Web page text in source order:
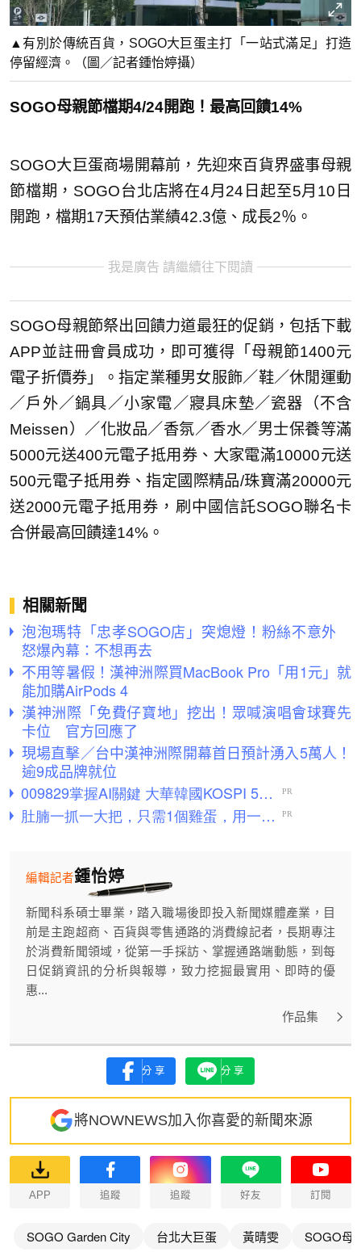
▲有別於傳統百貨，SOGO大巨蛋主打「一站式滿足」打造
停留經濟。（圖／記者鍾怡婷攝）
SOGO母親節檔期4/24開跑！最高回饋14%
SOGO大巨蛋商場開幕前，先迎來百貨界盛事母親
節檔期，SOGO台北店將在4月24日起至5月10日
開跑，檔期17天預估業績42.3億、成長2％。
我是廣告 請繼續往下閱讀
SOGO母親節祭出回饋力道最狂的促銷，包括下載
APP並註冊會員成功，即可獲得「母親節1400元
電子折價券」。指定業種男女服飾／鞋／休閒運動
／戶外／鍋具／小家電／寢具床墊／瓷器（不含
Meissen）／化妝品／香氛／香水／男士保養等滿
5000元送400元電子抵用券、大家電滿10000元送
500元電子抵用券、指定國際精品/珠寶滿20000元
送2000元電子抵用券，刷中國信託SOGO聯名卡
合併最高回饋達14%。
相關新聞
泡泡瑪特「忠孝SOGO店」突熄燈！粉絲不意外
怒爆內幕：不想再去
不用等暑假！漢神洲際買MacBook Pro「用1元」就
能加購AirPods 4
漢神洲際「免費仔寶地」挖出！眾喊演唱會球賽先
卡位 官方回應了
現場直擊／台中漢神洲際開幕首日預計湧入5萬人！
逾9成品牌就位
鍾怡婷
編輯記者
新聞科系碩士畢業，踏入職場後即投入新聞媒體產業，目
前是主跑超商、百貨與零售通路的消費線記者，長期專注
於消費新聞領域，從第一手採訪、掌握通路端動態，到每
日促銷資訊的分析與報導，致力挖掘最實用、即時的優
惠...
作品集
分享 分享
將NOWNEWS加入你喜愛的新聞來源
APP 追蹤 追蹤 好友 訂閱
SOGO Garden City 台北大巨蛋 黃晴雯 SOGO母